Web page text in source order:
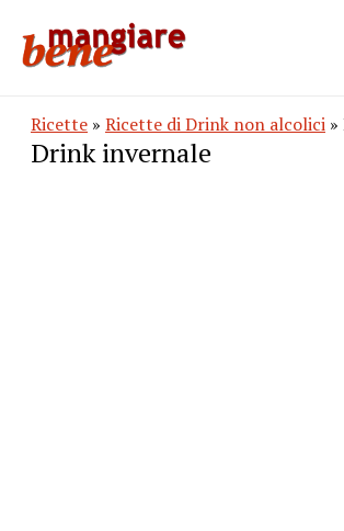
Ricette » Ricette di Drink non alcolici
Drink invernale